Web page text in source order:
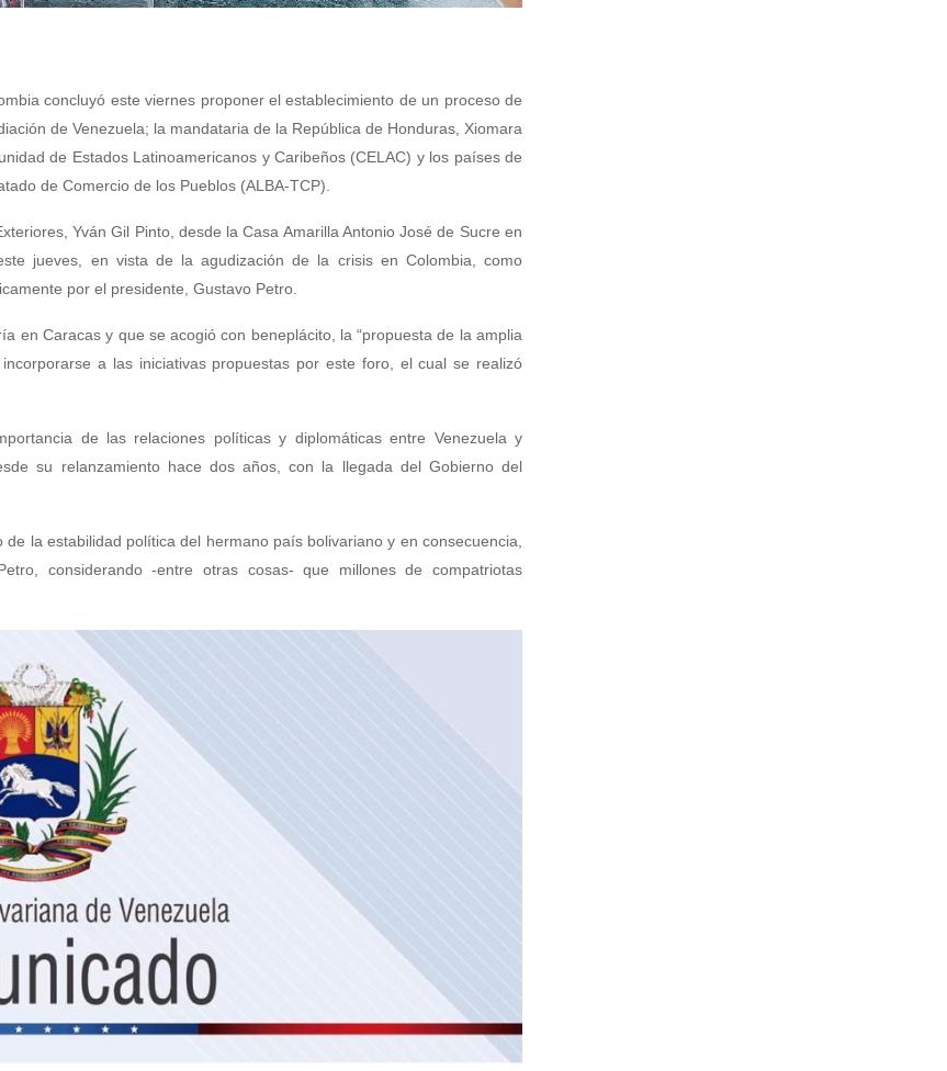
concluyó este viernes proponer el establecimiento de un proceso de
de Venezuela; la mandataria de la República de Honduras, Xiomara
de Estados Latinoamericanos y Caribeños (CELAC) y los países de
de Comercio de los Pueblos (ALBA-TCP).
Yván Gil Pinto, desde la Casa Amarilla Antonio José de Sucre en
jueves, en vista de la agudización de la crisis en Colombia, como
por el presidente, Gustavo Petro.
en Caracas y que se acogió con beneplácito, la “propuesta de la amplia
a las iniciativas propuestas por este foro, el cual se realizó
de las relaciones políticas y diplomáticas entre Venezuela y
su relanzamiento hace dos años, con la llegada del Gobierno del
la estabilidad política del hermano país bolivariano y en consecuencia,
considerando -entre otras cosas- que millones de compatriotas